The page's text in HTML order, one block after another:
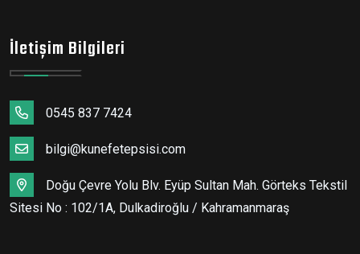
İletişim Bilgileri
0545 837 7424
bilgi@kunefetepsisi.com
Doğu Çevre Yolu Blv. Eyüp Sultan Mah. Görteks Tekstil
Sitesi No : 102/1A, Dulkadiroğlu / Kahramanmaraş